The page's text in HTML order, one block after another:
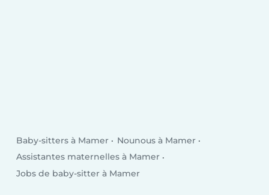
Baby-sitters à Mamer
Nounous à Mamer
Assistantes maternelles à Mamer
Jobs de baby-sitter à Mamer